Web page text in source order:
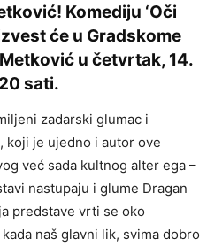
Komediju ‘Oči
će u Gradskome
u četvrtak, 14.
sati.
zadarski glumac i
koji je ujedno i autor ove
već sada kultnog alter ega –
nastupaju i glume Dragan
predstave vrti se oko
naš glavni lik, svima dobro